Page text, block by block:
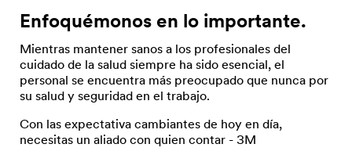
Enfoquémonos en lo importante.
Mientras mantener sanos a los profesionales del
cuidado de la salud siempre ha sido esencial, el
personal se encuentra más preocupado que nunca por
su salud y seguridad en el trabajo.
Con las expectativa cambiantes de hoy en día,
necesitas un aliado con quien contar - 3M